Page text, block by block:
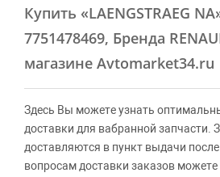
Купить «LAENGSTRAEG
7751478469, Бренда
магазине Avtomarket34.ru
Здесь Вы можете узнать
доставки для вабранной запчасти.
доставляются в пункт выдачи
вопросам доставки заказов можете